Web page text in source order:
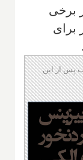
برخی
برای
پس از این